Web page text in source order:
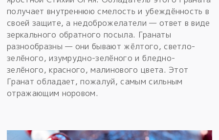
получает внутреннюю смелость и убеждённость в
своей защите, а недоброжелатели — ответ в виде
зеркального обратного посыла. Гранаты
разнообразны — они бывают жёлтого, светло-
зелёного, изумрудно-зелёного и бледно-
зелёного, красного, малинового цвета. Этот
Гранат обладает, пожалуй, самым сильным
отражающим норовом.